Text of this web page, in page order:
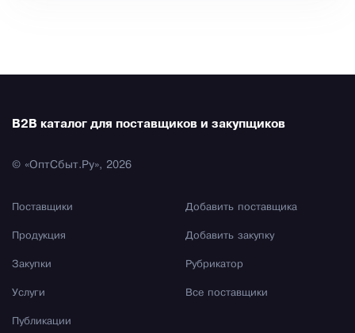
B2B каталог для поставщиков и закупщиков
© «ОптСбыт.Ру», 2026
Поставщики
Продукция
Закупки
Услуги
Публикации
Добавить поставщика
Добавить закупку
Рубрикатор
Все поставщики